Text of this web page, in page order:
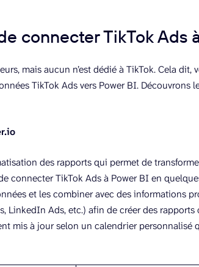
connecter TikTok Ads
mais aucun n’est dédié à TikTok. Cela dit,
TikTok Ads vers Power BI. Découvrons
des rapports qui permet de
connecter TikTok Ads à Power BI en
et les combiner avec des informations
LinkedIn Ads, etc.) afin de créer des rapports
mis à jour selon un calendrier personnalisé